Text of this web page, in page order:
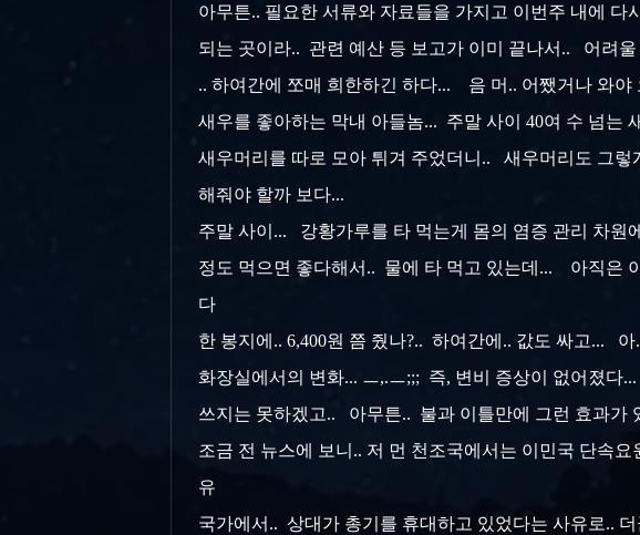
아무튼.. 필요한 서류와 자료들을 가지고 이번주 내에
되는 곳이라.. 관련 예산 등 보고가 이미 끝나서.. 어려
.. 하여간에 쪼매 희한하긴 하다... 음 머.. 어쨌거나 와
새우를 좋아하는 막내 아들놈... 주말 사이 40여 수 넘는
새우머리를 따로 모아 튀겨 주었더니.. 새우머리도 그
해줘야 할까 보다...
주말 사이... 강황가루를 타 먹는게 몸의 염증 관리 차원
정도 먹으면 좋다해서.. 물에 타 먹고 있는데... 아직은
다
한 봉지에.. 6,400원 쯤 줬나?.. 하여간에.. 값도 싸고...
화장실에서의 변화... ㅡ,.ㅡ;;; 즉, 변비 증상이 없어졌다
쓰지는 못하겠고.. 아무튼.. 불과 이틀만에 그런 효과가
조금 전 뉴스에 보니.. 저 먼 천조국에서는 이민국 단속
유
국가에서.. 상대가 총기를 휴대하고 있었다는 사유로..